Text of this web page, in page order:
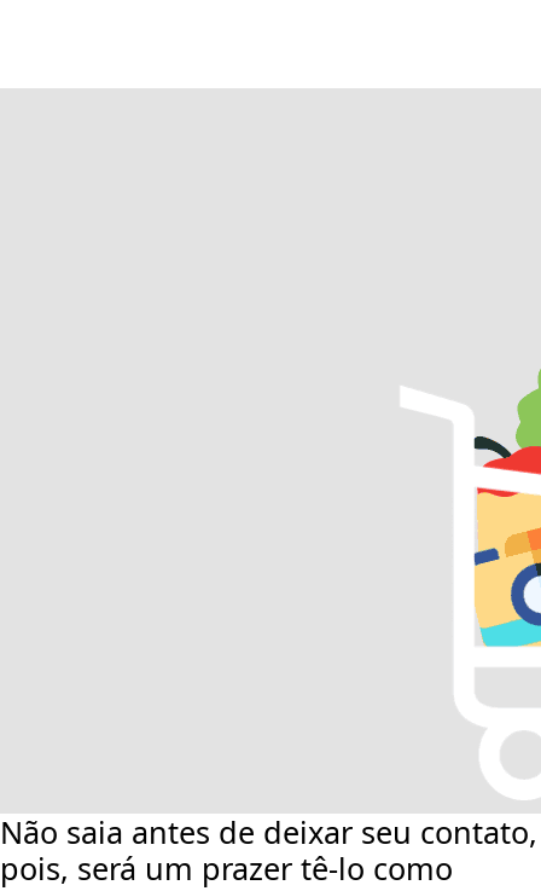
Não saia antes de deixar seu contato,
pois, será um prazer tê-lo como